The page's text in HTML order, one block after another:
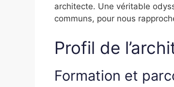
architecte. Une véritable
communs, pour nous
Profil de
Formation et